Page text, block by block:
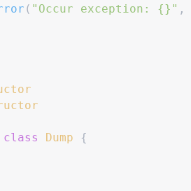
( " Occur exception: {} " ,
class Dump
{